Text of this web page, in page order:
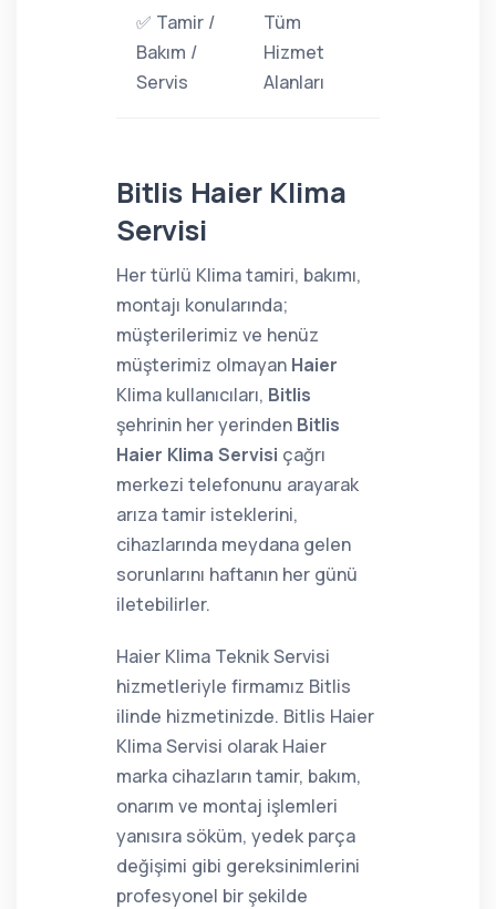
✅ Tamir /
Bakım /
Servis
Tüm
Hizmet
Alanları
Bitlis Haier Klima
Servisi
Her türlü Klima tamiri, bakımı,
montajı konularında;
müşterilerimiz ve henüz
müşterimiz olmayan Haier
Klima kullanıcıları, Bitlis
şehrinin her yerinden Bitlis
Haier Klima Servisi çağrı
merkezi telefonunu arayarak
arıza tamir isteklerini,
cihazlarında meydana gelen
sorunlarını haftanın her günü
iletebilirler.
Haier Klima Teknik Servisi
hizmetleriyle firmamız Bitlis
ilinde hizmetinizde. Bitlis Haier
Klima Servisi olarak Haier
marka cihazların tamir, bakım,
onarım ve montaj işlemleri
yanısıra söküm, yedek parça
değişimi gibi gereksinimlerini
profesyonel bir şekilde